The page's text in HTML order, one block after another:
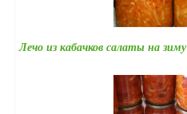
Лечо из кабачков салаты на зиму